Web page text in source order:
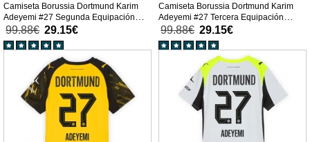
Camiseta Borussia Dortmund Karim
Adeyemi #27 Segunda Equipación
Replica 2025-26 mangas cortas
99.88€ 29.15€
Camiseta Borussia Dortmund Karim
Adeyemi #27 Tercera Equipación
Replica 2025-26 mangas cortas
99.88€ 29.15€